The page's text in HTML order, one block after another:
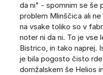
da ni" - spomnim se še
problem Mlinščica ali
na vsake toliko so v
noter ni da ni. To je vse
Bistrico, in tako naprej.
je bila pogosto čisto
domžalskem še Helios